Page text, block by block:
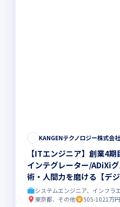
KANGENテクノロジー株式会社
【ITエンジニア】創業4
インテグレーター/ADiXi
術・人間力を磨ける【デ
創る】
システムエンジニア、インフラ
東京都、その他
505-1021万円